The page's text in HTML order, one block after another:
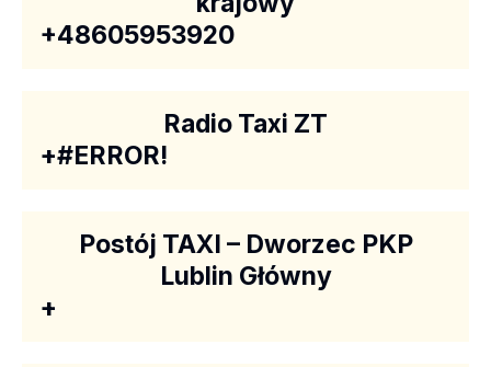
+48605953920
Radio Taxi ZT
+#ERROR!
Postój TAXI – Dworzec PKP
Lublin Główny
+